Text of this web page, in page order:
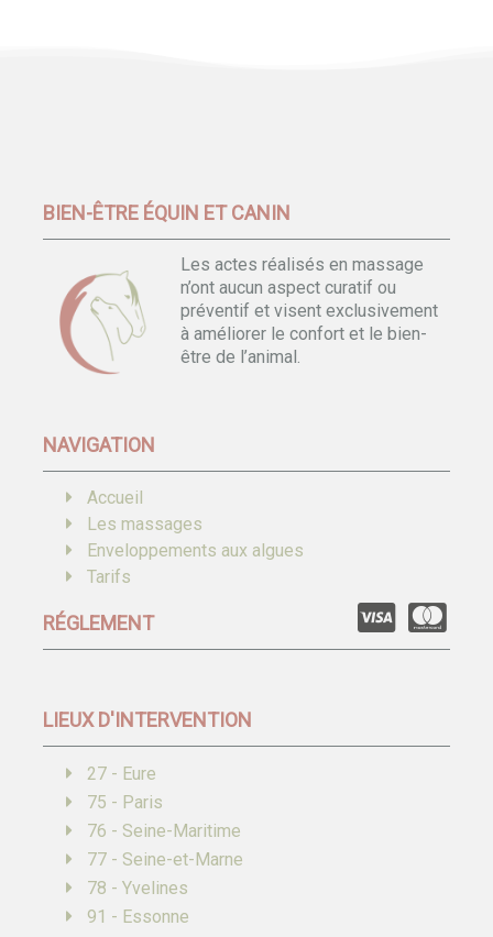
BIEN-ÊTRE ÉQUIN ET CANIN
Les actes réalisés en massage
n’ont aucun aspect curatif ou
préventif et visent exclusivement
à améliorer le confort et le bien-
être de l’animal.
NAVIGATION
Accueil
Les massages
Enveloppements aux algues
Tarifs
RÉGLEMENT
LIEUX D'INTERVENTION
27 - Eure
75 - Paris
76 - Seine-Maritime
77 - Seine-et-Marne
78 - Yvelines
91 - Essonne